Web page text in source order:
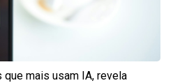
mais usam IA, revela